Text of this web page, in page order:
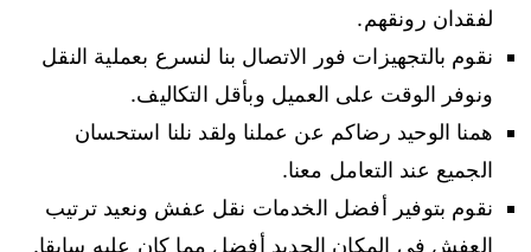
لفقدان رونقهم.
نقوم بالتجهيزات فور الاتصال بنا لنسرع بعملية النقل
ونوفر الوقت على العميل وبأقل التكاليف.
همنا الوحيد رضاكم عن عملنا ولقد نلنا استحسان
الجميع عند التعامل معنا.
نقوم بتوفير أفضل الخدمات نقل عفش ونعيد ترتيب
العفش في المكان الجديد أفضل مما كان عليه سابقا.